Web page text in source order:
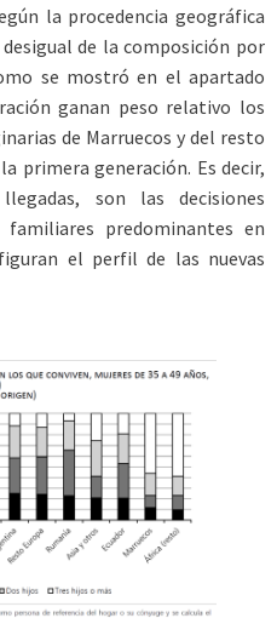
la procedencia geográfica
de la composición por
se mostró en el apartado
ganan peso relativo los
de Marruecos y del resto
primera generación. Es decir,
son las decisiones
predominantes en
el perfil de las nuevas